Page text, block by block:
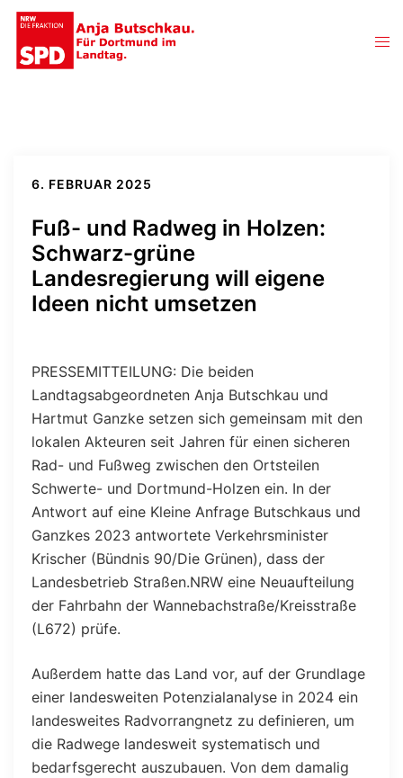
Zum
Inhalt
springen
6. FEBRUAR 2025
Fuß- und Radweg in Holzen:
Schwarz-grüne
Landesregierung will eigene
Ideen nicht umsetzen
PRESSEMITTEILUNG: Die beiden
Landtagsabgeordneten Anja Butschkau und
Hartmut Ganzke setzen sich gemeinsam mit den
lokalen Akteuren seit Jahren für einen sicheren
Rad- und Fußweg zwischen den Ortsteilen
Schwerte- und Dortmund-Holzen ein. In der
Antwort auf eine Kleine Anfrage Butschkaus und
Ganzkes 2023 antwortete Verkehrsminister
Krischer (Bündnis 90/Die Grünen), dass der
Landesbetrieb Straßen.NRW eine Neuaufteilung
der Fahrbahn der Wannebachstraße/Kreisstraße
(L672) prüfe.
Außerdem hatte das Land vor, auf der Grundlage
einer landesweiten Potenzialanalyse in 2024 ein
landesweites Radvorrangnetz zu definieren, um
die Radwege landesweit systematisch und
bedarfsgerecht auszubauen. Von dem damalig